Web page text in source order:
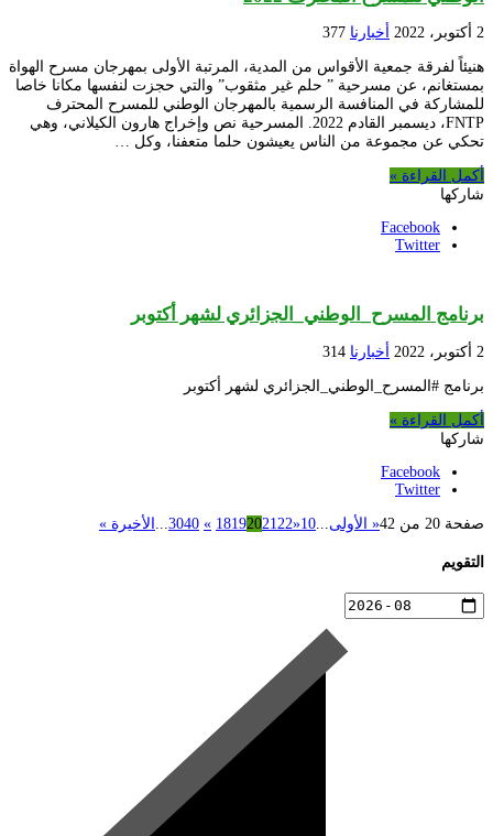
2 أكتوبر، 2022 أخبارنا 377
هنيئاً لفرقة جمعية الأقواس من المدية، المرتبة الأولى بمهرجان مسرح الهواة
بمستغانم، عن مسرحية ” حلم غير مثقوب” والتي حجزت لنفسها مكانا خاصا
للمشاركة في المنافسة الرسمية بالمهرجان الوطني للمسرح المحترف
FNTP، ديسمبر القادم 2022. المسرحية نص وإخراج هارون الكيلاني، وهي
تحكي عن مجموعة من الناس يعيشون حلما متعفنا، وكل …
أكمل القراءة »
شاركها
Facebook
Twitter
برنامج المسرح_الوطني_الجزائري لشهر أكتوبر
2 أكتوبر، 2022 أخبارنا 314
برنامج #المسرح_الوطني_الجزائري لشهر أكتوبر
أكمل القراءة »
شاركها
Facebook
Twitter
صفحة 20 من 42 « الأولى 10
«
18192021 22
»
3040 الأخيرة »
التقويم